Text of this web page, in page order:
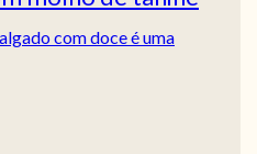
com doce é uma